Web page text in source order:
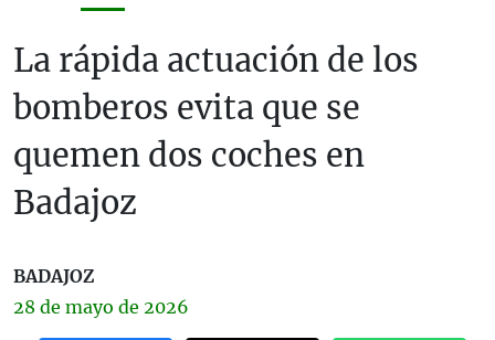
La rápida actuación de los
bomberos evita que se
quemen dos coches en
Badajoz
BADAJOZ
28 de mayo de 2026